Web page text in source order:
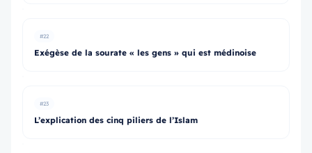
#22
Exégèse de la sourate « les gens » qui est médinoise
#23
L’explication des cinq piliers de l’Islam